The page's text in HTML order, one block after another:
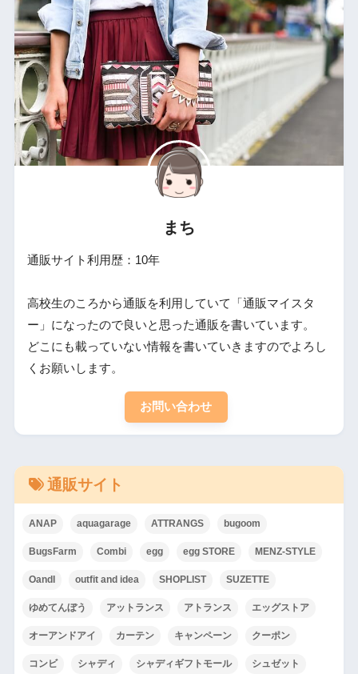
まち
通販サイト利用歴：10年
高校生のころから通販を利用していて「通販マイスタ
ー」になったので良いと思った通販を書いています。
どこにも載っていない情報を書いていきますのでよろし
くお願いします。
お問い合わせ
通販サイト
ANAP aquagarage ATTRANGS bugoom
BugsFarm Combi egg egg STORE MENZ-STYLE
OandI outfit and idea SHOPLIST SUZETTE
ゆめてんぼう アットランス アトランス エッグストア
オーアンドアイ カーテン キャンペーン クーポン
コンビ シャディ シャディギフトモール シュゼット